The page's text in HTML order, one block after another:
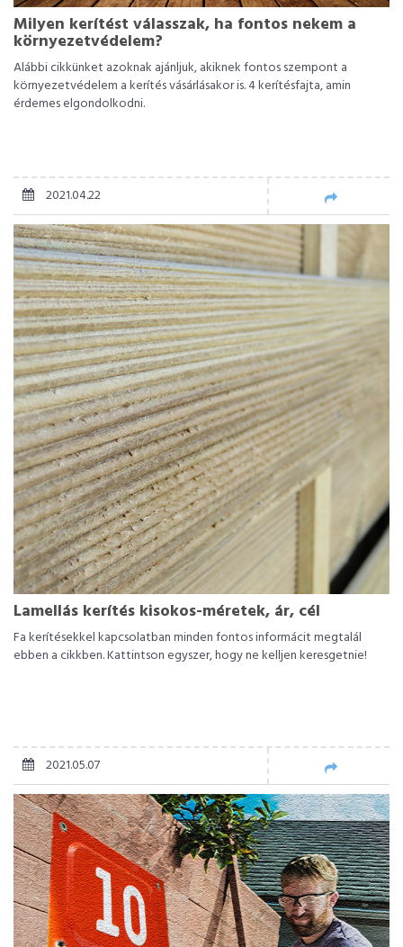
Milyen kerítést válasszak, ha fontos nekem a
környezetvédelem?
Alábbi cikkünket azoknak ajánljuk, akiknek fontos szempont a
környezetvédelem a kerítés vásárlásakor is. 4 kerítésfajta, amin
érdemes elgondolkodni.
2021.04.22
Lamellás kerítés kisokos-méretek, ár, cél
Fa kerítésekkel kapcsolatban minden fontos informácit megtalál
ebben a cikkben. Kattintson egyszer, hogy ne kelljen keresgetnie!
2021.05.07